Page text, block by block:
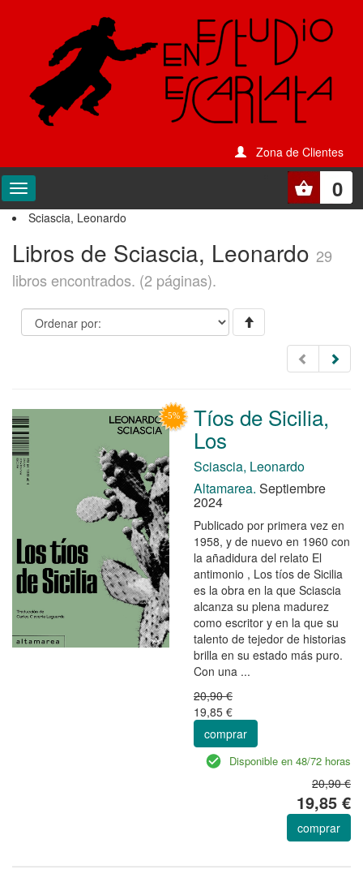
Zona de Clientes
0
Sciascia, Leonardo
Libros de Sciascia, Leonardo 29
libros encontrados. (2 páginas).
Tíos de Sicilia,
Los
Sciascia, Leonardo
Altamarea. Septiembre
2024
Publicado por primera vez en
1958, y de nuevo en 1960 con
la añadidura del relato El
antimonio , Los tíos de Sicilia
es la obra en la que Sciascia
alcanza su plena madurez
como escritor y en la que su
talento de tejedor de historias
brilla en su estado más puro.
Con una ...
20,90 €
19,85 €
comprar
Disponible en 48/72 horas
20,90 €
19,85 €
comprar